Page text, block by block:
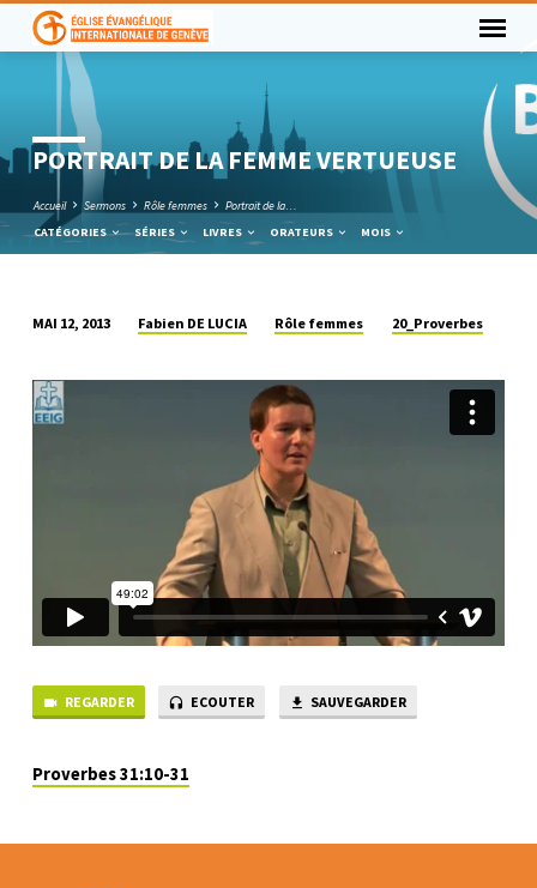
PORTRAIT DE LA FEMME VERTUEUSE
Accueil Sermons Rôle femmes
Portrait de la…
CATÉGORIES
SÉRIES LIVRES ORATEURS MOIS
DE
LA
FEMME
MAI 12, 2013 Fabien DE LUCIA Rôle femmes 20_Proverbes
REGARDER ECOUTER SAUVEGARDER
Proverbes 31:10-31